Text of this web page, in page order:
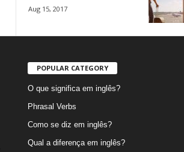
Aug 15, 2017
POPULAR CATEGORY
O que significa em inglês?
Phrasal Verbs
Como se diz em inglês?
Qual a diferença em inglês?